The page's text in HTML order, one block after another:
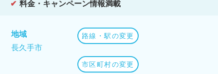
料金・キャンペーン情報満載
地域
長久手市
路線・駅の変更
市区町村の変更